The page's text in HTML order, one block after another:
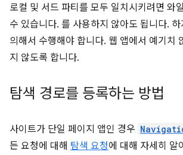
로컬 및 서드 파티를 모두 일치시키려면 와
수 있습니다. 를 사용하지 않아도 됩니다.
의해서 수행해야 합니다. 웹 앱에서 예기치
지 않도록 합니다.
탐색 경로를 등록하는 방법
사이트가 단일 페이지 앱인 경우
든 요청에 대해 탐색 요청에 대해 자세히 알